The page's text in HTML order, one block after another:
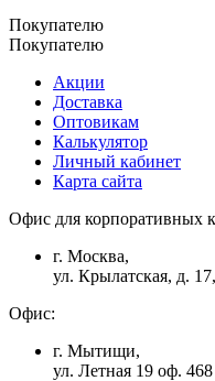
Покупателю
Покупателю
Акции
Доставка
Оптовикам
Калькулятор
Личный кабинет
Карта сайта
Офис для корпоративных
г. Москва,
ул. Крылатская, д.
Офис:
г. Мытищи,
ул. Летная 19 оф. 468